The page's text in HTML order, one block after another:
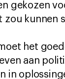
gekozen
zou kunnen
het
aan
in